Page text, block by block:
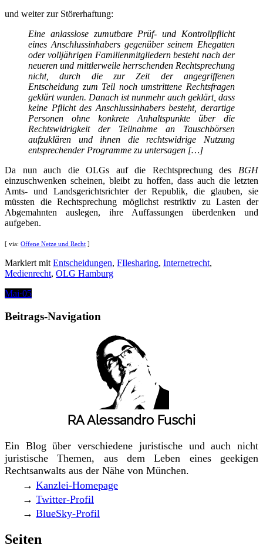
und weiter zur Störerhaftung:
Eine anlasslose zumutbare Prüf- und Kontrollpflicht
eines Anschlussinhabers gegenüber seinem Ehegatten
oder volljährigen Familienmitgliedern besteht nach der
neueren und mittlerweile herrschenden Rechtsprechung
nicht, durch die zur Zeit der angegriffenen
Entscheidung zum Teil noch umstrittene Rechtsfragen
geklärt wurden. Danach ist nunmehr auch geklärt, dass
keine Pflicht des Anschlussinhabers besteht, derartige
Personen ohne konkrete Anhaltspunkte über die
Rechtswidrigkeit der Teilnahme an Tauschbörsen
aufzuklären und ihnen die rechtswidrige Nutzung
entsprechender Programme zu untersagen […]
Da nun auch die OLGs auf die Rechtsprechung des BGH
einzuschwenken scheinen, bleibt zu hoffen, dass auch die letzten
Amts- und Landsgerichtsrichter der Republik, die glauben, sie
müssten die Rechtsprechung möglichst restriktiv zu Lasten der
Abgemahnten auslegen, ihre Auffassungen überdenken und
aufgeben.
[ via: Offene Netze und Recht ]
Markiert mit Entscheidungen, FIlesharing, Internetrecht,
Medienrecht, OLG Hamburg
Mai·05
Beitrags-Navigation
RA Alessandro Fuschi
Ein Blog über verschiedene juristische und auch nicht
juristische Themen, aus dem Leben eines geekigen
Rechtsanwalts aus der Nähe von München.
→ Kanzlei-Homepage
→ Twitter-Profil
→ BlueSky-Profil
Seiten